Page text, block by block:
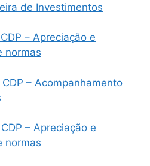
de Investimentos
– Apreciação e
normas
– Acompanhamento
– Apreciação e
normas